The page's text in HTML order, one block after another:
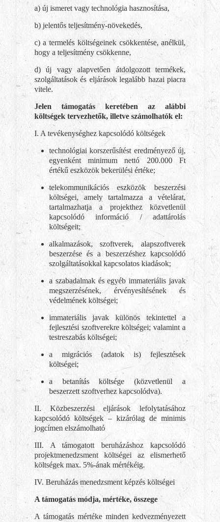
a) új ismeret vagy technológia hasznosítása,
b) jelentős teljesítmény-növekedés,
c) a termelés költségeinek csökkentése, anélkül,
hogy a teljesítmény csökkenne,
d) új vagy alapvetően átdolgozott termékek,
szolgáltatások és eljárások legalább hazai piacra
vitele.
Jelen támogatás keretében az alábbi
költségek tervezhetők, illetve számolhatók el:
I. A tevékenységhez kapcsolódó költségek
technológiai korszerűsítést eredményező új,
egyenként minimum nettó 200.000 Ft
értékű eszközök bekerülési értéke;
telekommunikációs eszközök beszerzési
költségei, amely tartalmazza a vételárat,
tartalmazhatja a projekthez közvetlenül
kapcsolódó információ / adattárolás
költségeit;
alkalmazások, szoftverek, alapszoftverek
beszerzése és a beszerzéshez kapcsolódó
szolgáltatásokkal kapcsolatos kiadások;
a szabadalmak és egyéb immateriális javak
megszerzésének, érvényesítésének és
védelmének költségei;
immateriális javak különös tekintettel a
fejlesztési szoftverekre költségei; valamint a
testreszabás költségei;
a migrációs (adatok is) fejlesztések
költségei;
a betanítás költsége (közvetlenül a
beszerzett szoftverhez kapcsolódva).
II. Közbeszerzési eljárások lefolytatásához
kapcsolódó költségek – kizárólag de minimis
jogcímen elszámolható
III. A támogatott beruházáshoz kapcsolódó
projektmenedzsment költségei az elismerhető
költségek max. 5%-ának mértékéig.
IV. Beruházás menedzsment képzés költségei
A támogatás módja, mértéke, összege
A támogatás mértéke minden kedvezményezett